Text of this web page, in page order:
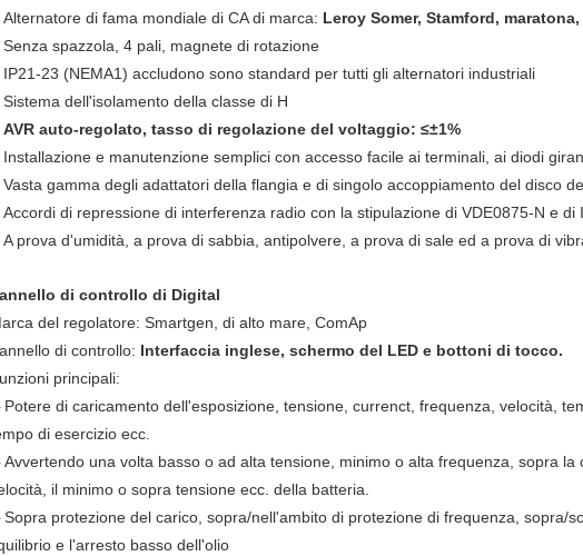
Alternatore di fama mondiale di CA di marca: Leroy Somer, Stamford, maratona,
Senza spazzola, 4 pali, magnete di rotazione
IP21-23 (NEMA1) accludono sono standard per tutti gli alternatori industriali
Sistema dell'isolamento della classe di H
AVR auto-regolato, tasso di regolazione del voltaggio: ≤±1%
Installazione e manutenzione semplici con accesso facile ai terminali, ai diodi
Vasta gamma degli adattatori della flangia e di singolo accoppiamento del disco
Accordi di repressione di interferenza radio con la stipulazione di VDE0875-N e di
A prova d'umidità, a prova di sabbia, antipolvere, a prova di sale ed a prova di
di controllo di Digital
del regolatore: Smartgen, di alto mare, ComAp
di controllo: Interfaccia inglese, schermo del LED e bottoni di tocco.
principali:
Potere di caricamento dell'esposizione, tensione, currenct, frequenza, velocità,
di esercizio ecc.
Avvertendo una volta basso o ad alta tensione, minimo o alta frequenza, sopra la
il minimo o sopra tensione ecc. della batteria.
Sopra protezione del carico, sopra/nell'ambito di protezione di frequenza, sopra/
e l'arresto basso dell'olio